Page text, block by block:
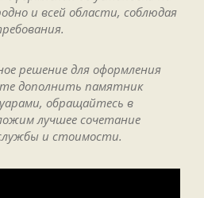
и всей области, соблюдая
решение для оформления
дополнить памятник
обращайтесь в
лучшее сочетание
и стоимости.